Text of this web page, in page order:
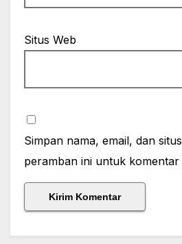
Situs Web
Simpan nama, email, dan
peramban ini untuk